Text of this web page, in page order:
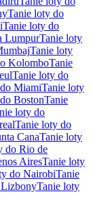
Tanie loty do
Tanie loty do
LumpurTanie loty
Tanie loty
KolomboTanie
Tanie loty do
MiamiTanie loty
BostonTanie
loty do
Tanie loty do
CanaTanie loty
do Rio de
AiresTanie loty
do NairobiTanie
Tanie loty